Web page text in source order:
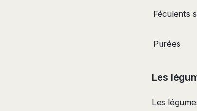
Féculents
Purées
Les
Les